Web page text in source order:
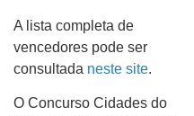
A lista completa de
vencedores pode ser
consultada neste site.
O Concurso Cidades do